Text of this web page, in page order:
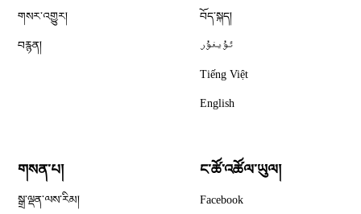
གསར་འགྱུར།
བརྙན།
བོད་སྐད།
ئۇيغۇر
Tiếng Việt
English
གསན་པ།
སྒྲ་ལྡན་ལས་རིམ།
ང་ཚོ་འཚོལ་ཡུལ།
Facebook